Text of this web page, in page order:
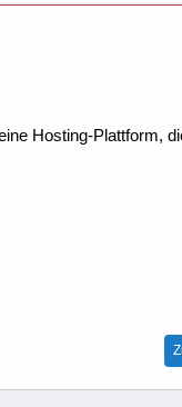
Hosting-Plattform,